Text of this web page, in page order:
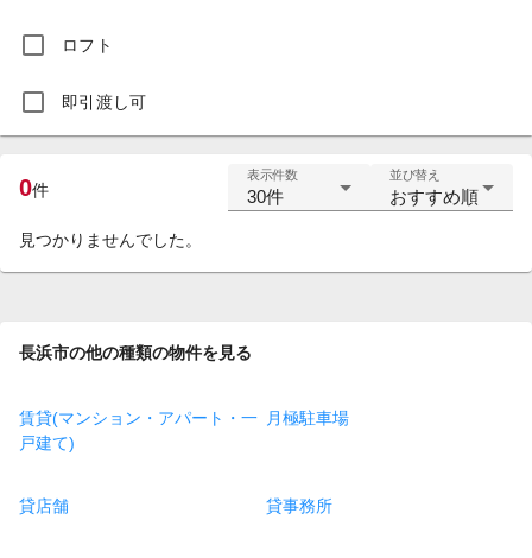
ロフト
即引渡し可
0件
表示件数
30件
並び替え
おすすめ順
見つかりませんでした。
長浜市の他の種類の物件を見る
賃貸(マンション・アパート・一
戸建て)
月極駐車場
貸店舗 貸事務所